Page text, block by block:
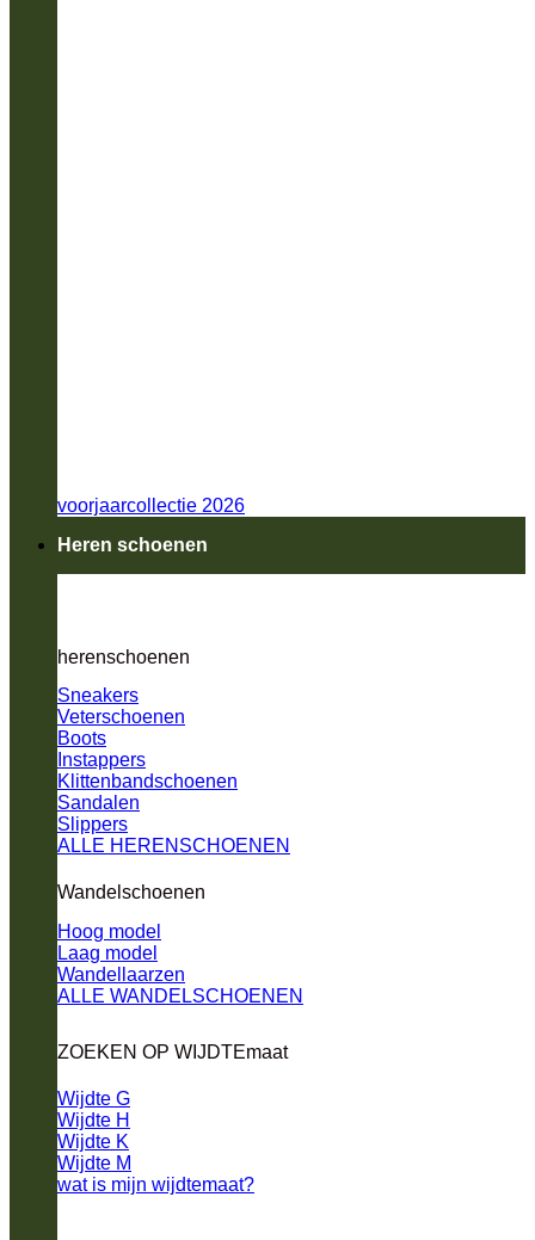
voorjaarcollectie 2026
Heren schoenen
herenschoenen
Sneakers
Veterschoenen
Boots
Instappers
Klittenbandschoenen
Sandalen
Slippers
ALLE HERENSCHOENEN
Wandelschoenen
Hoog model
Laag model
Wandellaarzen
ALLE WANDELSCHOENEN
ZOEKEN OP WIJDTEmaat
Wijdte G
Wijdte H
Wijdte K
Wijdte M
wat is mijn wijdtemaat?